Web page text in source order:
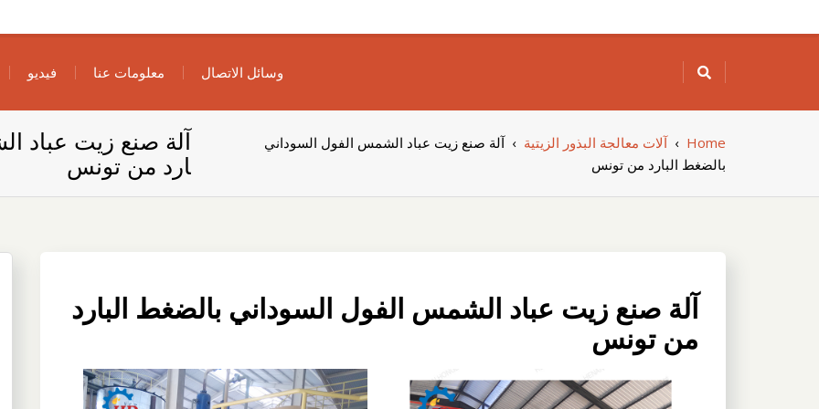
to
فيديو معلومات عنا وسائل الاتصال
آلة صنع زيت عباد
ارد من تونس
Home
›آلات معالجة البذور الزيتية ›آلة صنع زيت عباد الشمس الفول السوداني
بالضغط البارد من تونس
آلة صنع زيت عباد الشمس الفول السوداني بالضغط البارد
من تونس